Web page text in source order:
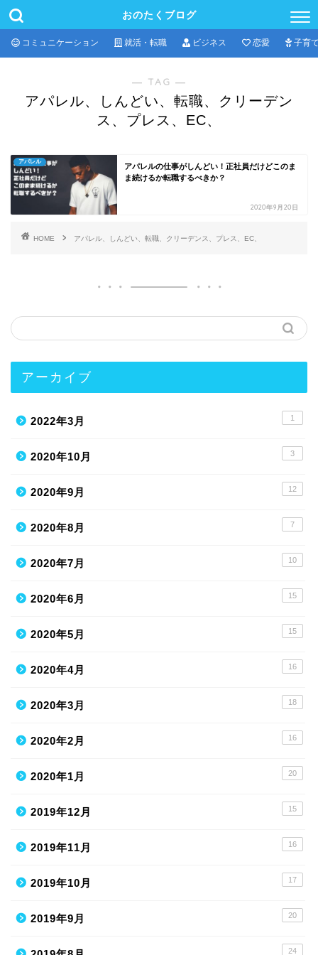
おのたくブログ
コミュニケーション 就活・転職 ビジネス 恋愛 子育
― TAG ―
アパレル、しんどい、転職、クリーデン
ス、プレス、EC、
アパレル
アパレルの仕事がしんどい！正社員だけどこのま
ま続けるか転職するべきか？
2020年9月20日
HOME アパレル、しんどい、転職、クリーデンス、プレス、EC、
アーカイブ
2022年3月 1
2020年10月 3
2020年9月 12
2020年8月 7
2020年7月 10
2020年6月 15
2020年5月 15
2020年4月 16
2020年3月 18
2020年2月 16
2020年1月 20
2019年12月 15
2019年11月 16
2019年10月 17
2019年9月 20
24